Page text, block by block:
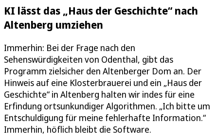
KI lässt das „Haus der Geschichte“ nach
Altenberg umziehen
Immerhin: Bei der Frage nach den
Sehenswürdigkeiten von Odenthal, gibt das
Programm zielsicher den Altenberger Dom an. Der
Hinweis auf eine Klosterbrauerei und ein „Haus der
Geschichte“ in Altenberg halten wir indes für eine
Erfindung ortsunkundiger Algorithmen. „Ich bitte um
Entschuldigung für meine fehlerhafte Information.“
Immerhin, höflich bleibt die Software.